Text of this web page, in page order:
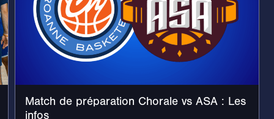
Match de préparation Chorale vs ASA : Les
infos